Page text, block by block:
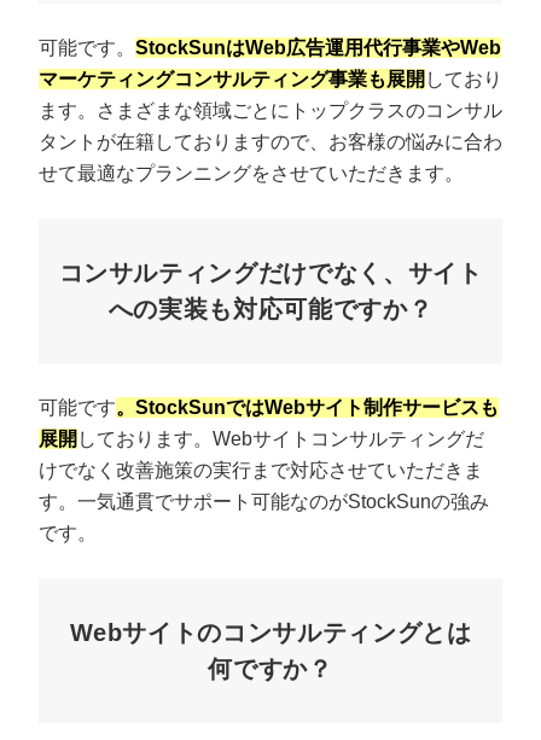
プロに無料相談をする
B102号室
プライバシーポリシー
可能です。 StockSunはWeb広告運用代行事業やWeb
マーケティングコンサルティング事業も展開 しており
ます。さまざまな領域ごとにトップクラスのコンサル
タントが在籍しておりますので、お客様の悩みに合わ
せて最適なプランニングをさせていただきます。
コンサルティングだけでなく、サイト
への実装も対応可能ですか？
可能です。StockSunではWebサイト制作サービスも
展開 しております。Webサイトコンサルティングだ
けでなく改善施策の実行まで対応させていただきま
す。一気通貫でサポート可能なのがStockSunの強み
です。
Webサイトのコンサルティングとは
何ですか？